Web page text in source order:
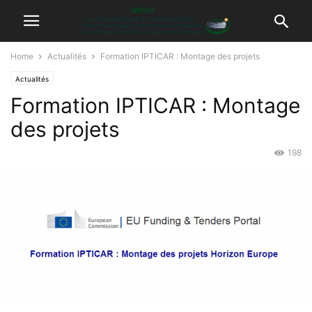
Home Actualités Formation IPTICAR : Montage des projets
Actualités
Formation IPTICAR : Montage
des projets
198